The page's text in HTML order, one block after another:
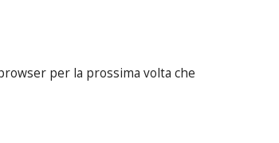
per la prossima volta che